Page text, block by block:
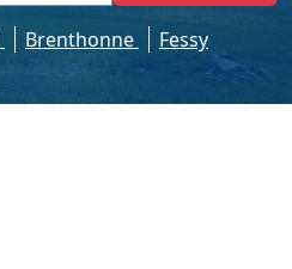
Brenthonne Fessy